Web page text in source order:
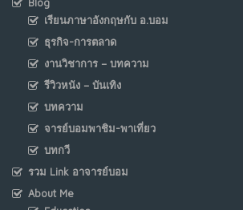
เรียนภาษาอังกฤษกับ อ.บอม
ธุรกิจ-การตลาด
งานวิชาการ – บทความ
รีวิวหนัง – บันเทิง
บทความ
จารย์บอมพาชิม-พาเที่ยว
บทกวี
รวม Link อาจารย์บอม
About Me